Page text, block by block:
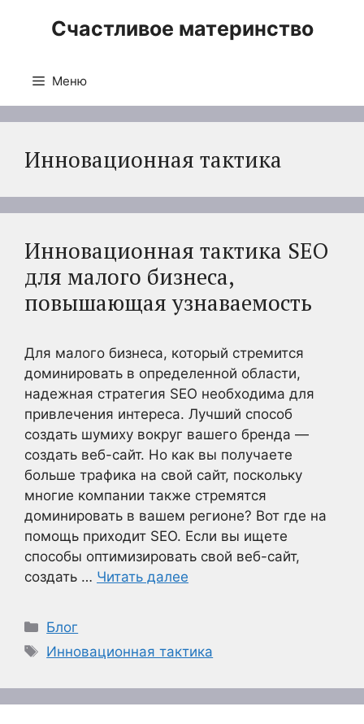
Счастливое материнство
Меню
Инновационная тактика
Инновационная тактика SEO
для малого бизнеса,
повышающая узнаваемость
Для малого бизнеса, который стремится
доминировать в определенной области,
надежная стратегия SEO необходима для
привлечения интереса. Лучший способ
создать шумиху вокруг вашего бренда —
создать веб-сайт. Но как вы получаете
больше трафика на свой сайт, поскольку
многие компании также стремятся
доминировать в вашем регионе? Вот где на
помощь приходит SEO. Если вы ищете
способы оптимизировать свой веб-сайт,
создать … Читать далее
Рубрики
Блог
Метки
Инновационная тактика